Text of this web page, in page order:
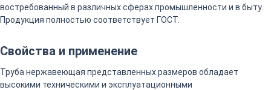
востребованный в различных сферах промышленности и в быту.
Продукция полностью соответствует ГОСТ.
Свойства и применение
Труба нержавеющая представленных размеров обладает
высокими техническими и эксплуатационными